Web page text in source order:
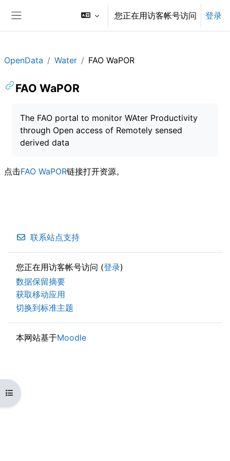
您正在用访客帐号访问 登录
打开课程索引
OpenData Water FAO WaPOR
FAO WaPOR
The FAO portal to monitor WAter Productivity
through Open access of Remotely sensed
derived data
点击FAO WaPOR链接打开资源。
联系站点支持
您正在用访客帐号访问 (登录)
‎数据保留摘要‎
获取移动应用
切换到标准主题
本网站基于Moodle